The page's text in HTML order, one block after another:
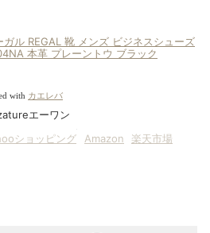
ガル REGAL 靴 メンズ ビジネスシューズ
本革 プレーントウ ブラック
with カエレバ
エーワン
ショッピング
Amazon 楽天市場